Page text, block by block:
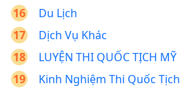
Du Lịch
Dịch Vụ Khác
LUYỆN THI QUỐC TỊCH MỸ
Kinh Nghiệm Thi Quốc Tịch